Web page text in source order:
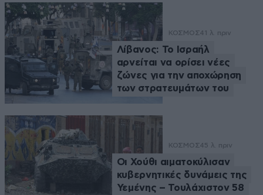
ΚΟΣΜΟΣ41 λ. πριν
Λίβανος: Το Ισραήλ
αρνείται να ορίσει νέες
ζώνες για την αποχώρηση
των στρατευμάτων του
ΚΟΣΜΟΣ45 λ. πριν
Οι Χούθι αιματοκύλισαν
κυβερνητικές δυνάμεις της
Υεμένης – Τουλάχιστον 58